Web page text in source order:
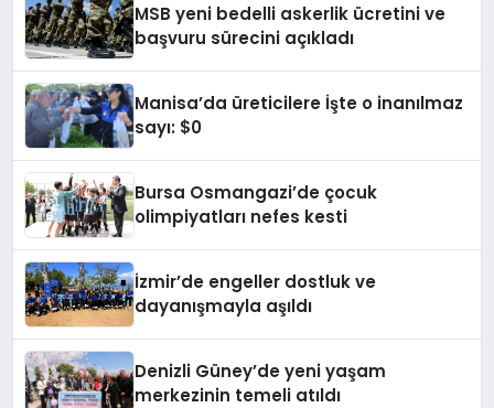
MSB yeni bedelli askerlik ücretini ve
başvuru sürecini açıkladı
Manisa’da üreticilere İşte o inanılmaz
sayı: $0
Bursa Osmangazi’de çocuk
olimpiyatları nefes kesti
İzmir’de engeller dostluk ve
dayanışmayla aşıldı
Denizli Güney’de yeni yaşam
merkezinin temeli atıldı